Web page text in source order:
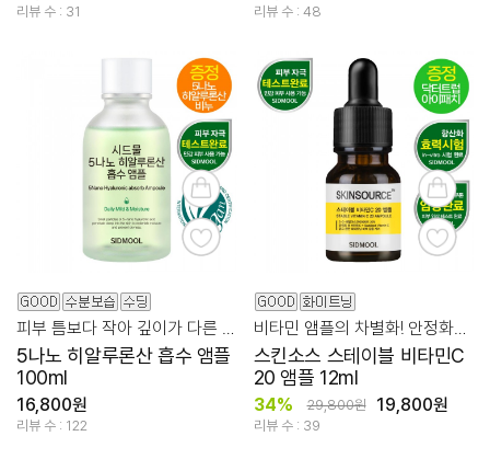
리뷰 수 : 31 리뷰 수 : 48
5나노 히알루론산 흡수 앰플
100ml
16,800원
리뷰 수 : 122
비타민 앰플의 차별화! 안정화된 미백 집중 케어
스킨소스 스테이블 비타민C
20 앰플 12ml
34% 29,800원 19,800원
리뷰 수 : 39